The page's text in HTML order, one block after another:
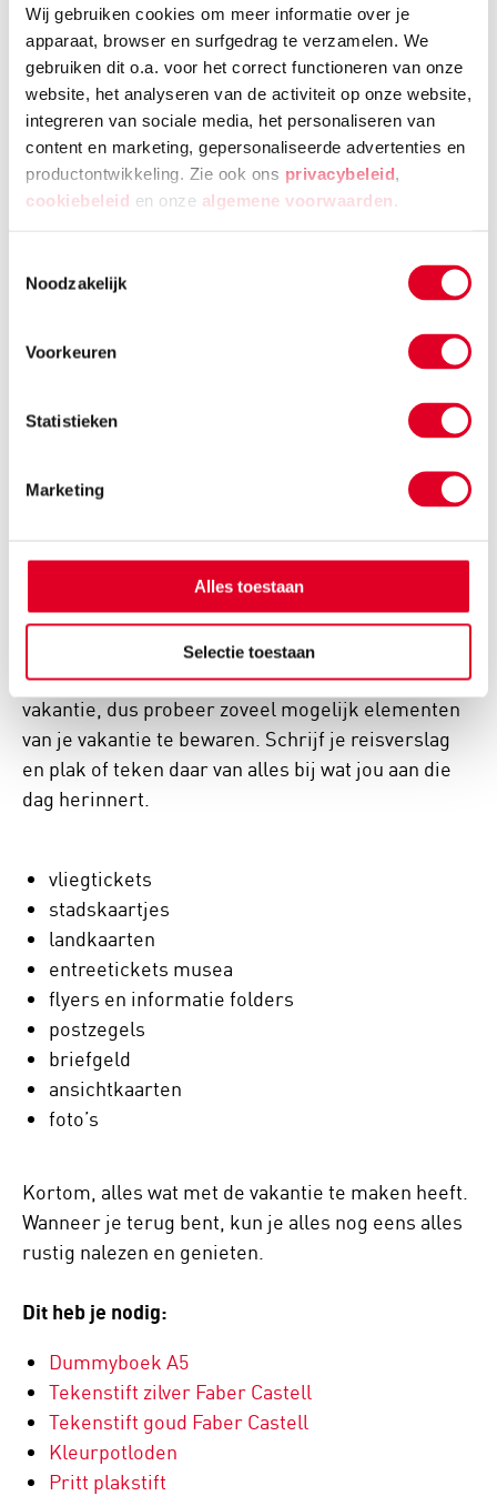
Wij gebruiken cookies om meer informatie over je
apparaat, browser en surfgedrag te verzamelen. We
gebruiken dit o.a. voor het correct functioneren van onze
website, het analyseren van de activiteit op onze website,
integreren van sociale media, het personaliseren van
content en marketing, gepersonaliseerde advertenties en
productontwikkeling. Zie ook ons privacybeleid
cookiebeleid en onze algemene voorwaarden
Noodzakelijk
Voorkeuren
Statistieken
Marketing
Alles toestaan
Selectie toestaan
bioscoopkaartjes
De mogelijkheden zijn eindeloos.
Dit heb je nodig:
Dummyboek A5
Tekenstift zilver Faber Castell
Pritt plakstift
Traveljournaling: een herinnering aan
je vakantie
Een traveljournal is een naslagwerk van jouw
vakantie, dus probeer zoveel mogelijk elementen
van je vakantie te bewaren. Schrijf je reisverslag
en plak of teken daar van alles bij wat jou aan die
dag herinnert.
vliegtickets
stadskaartjes
landkaarten
entreetickets musea
flyers en informatie folders
postzegels
briefgeld
ansichtkaarten
foto’s
Kortom, alles wat met de vakantie te maken heeft.
Wanneer je terug bent, kun je alles nog eens alles
rustig nalezen en genieten.
Dit heb je nodig:
Dummyboek A5
Tekenstift zilver Faber Castell
Tekenstift goud Faber Castell
Kleurpotloden
Pritt plakstift